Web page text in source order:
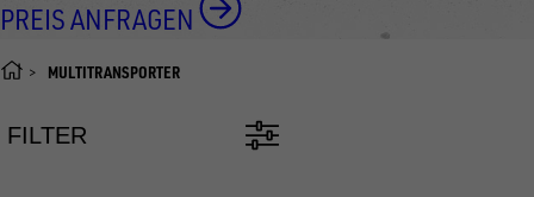
PREIS ANFRAGEN
MULTITRANSPORTER
FILTER